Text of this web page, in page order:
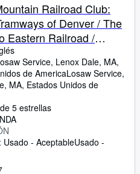
Railroad Club:
of Denver / The
Eastern Railroad /
and
Service, Lenox Dale, MA,
de AmericaLosaw Service,
MA, Estados Unidos de
5 estrellas
Usado - AceptableUsado -